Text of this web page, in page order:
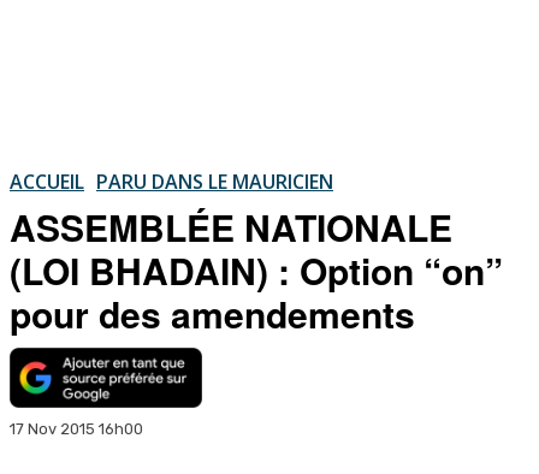
ACCUEIL PARU DANS LE MAURICIEN
ASSEMBLÉE NATIONALE
(LOI BHADAIN) : Option “on”
pour des amendements
17 Nov 2015 16h00